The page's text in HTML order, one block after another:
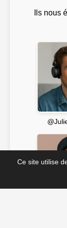
Ils nous
Ce site utilise